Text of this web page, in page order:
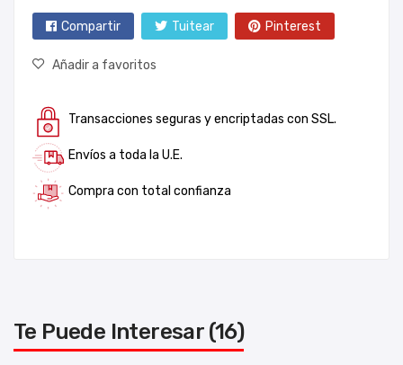
Compartir Tuitear Pinterest
Añadir a favoritos
Transacciones seguras y encriptadas con SSL.
Envíos a toda la U.E.
Compra con total confianza
Te Puede Interesar (16)